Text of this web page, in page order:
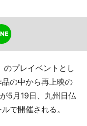
プレイベントとし
の中から再上映の
5月19日、九州日仏
で開催される。